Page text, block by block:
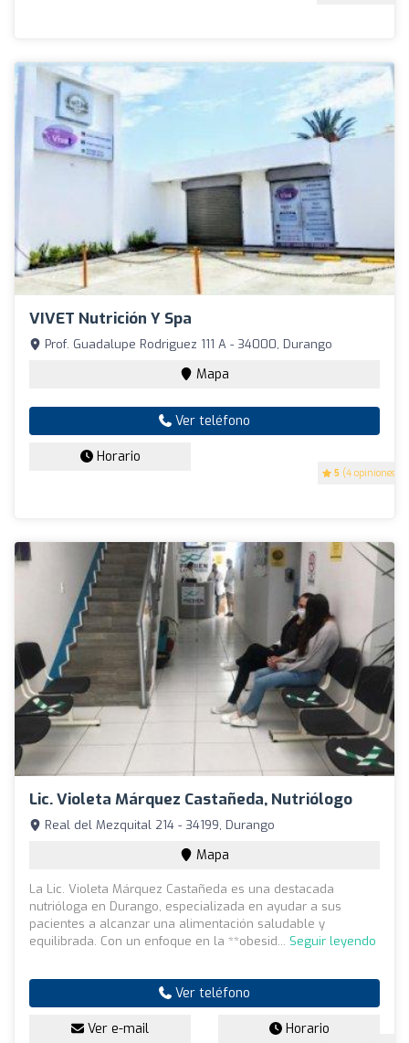
VIVET Nutrición Y Spa
5 (4 opiniones)
Prof. Guadalupe Rodriguez 111 A - 34000, Durango
Mapa
Ver teléfono
Horario
Lic. Violeta Márquez Castañeda, Nutriólogo
Real del Mezquital 214 - 34199, Durango
Mapa
La Lic. Violeta Márquez Castañeda es una destacada
nutrióloga en Durango, especializada en ayudar a sus
pacientes a alcanzar una alimentación saludable y
equilibrada. Con un enfoque en la **obesid... Seguir leyendo
Ver teléfono
Ver e-mail Horario